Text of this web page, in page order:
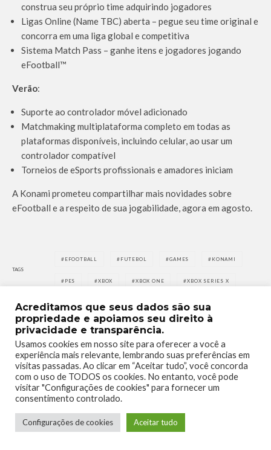
construa seu próprio time adquirindo jogadores
Ligas Online (Name TBC) aberta – pegue seu time original e
concorra em uma liga global e competitiva
Sistema Match Pass – ganhe itens e jogadores jogando
eFootball™
Verão:
Suporte ao controlador móvel adicionado
Matchmaking multiplataforma completo em todas as
plataformas disponíveis, incluindo celular, ao usar um
controlador compatível
Torneios de eSports profissionais e amadores iniciam
A Konami prometeu compartilhar mais novidades sobre
eFootball e a respeito de sua jogabilidade, agora em agosto.
TAGS
EFOOTBALL FUTEBOL GAMES KONAMI
PES XBOX XBOX ONE XBOX SERIES X
0 0
Acreditamos que seus dados são sua
propriedade e apoiamos seu direito à
privacidade e transparência.
Usamos cookies em nosso site para oferecer a você a
experiência mais relevante, lembrando suas preferências em
visitas passadas. Ao clicar em “Aceitar tudo”, você concorda
com o uso de TODOS os cookies. No entanto, você pode
visitar "Configurações de cookies" para fornecer um
consentimento controlado.
Configurações de cookies Aceitar tudo